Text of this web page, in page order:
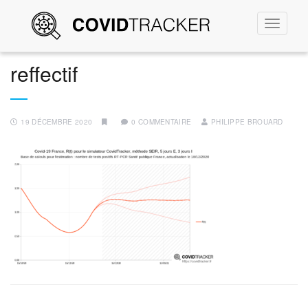
la
reffectif
19 DÉCEMBRE 2020 0 COMMENTAIRE PHILIPPE BROUARD